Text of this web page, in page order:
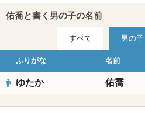
佑喬と書く男の子の名前
すべて 男の子
ふりがな 名前
ゆたか 佑喬